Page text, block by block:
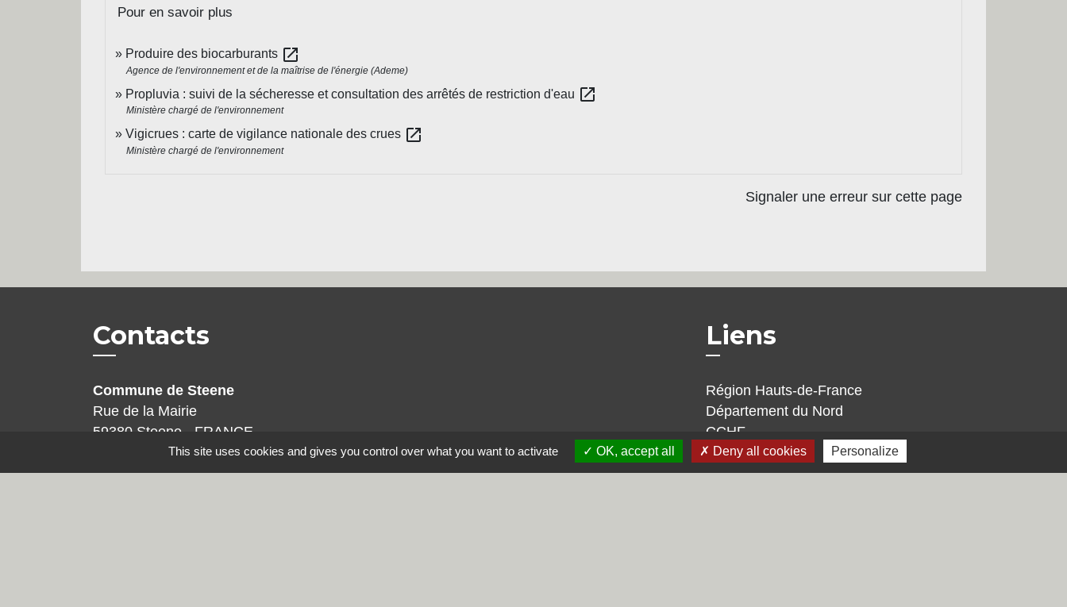
Pour en savoir plus
Produire des biocarburants open_in_new
Agence de l'environnement et de la maîtrise de l'énergie (Ademe)
Propluvia : suivi de la sécheresse et consultation des arrêtés de restriction d'eau open_in_new
Ministère chargé de l'environnement
Vigicrues : carte de vigilance nationale des crues open_in_new
Ministère chargé de l'environnement
Signaler une erreur sur cette page
Contacts
Commune de Steene
Rue de la Mairie
59380 Steene - FRANCE
+33 3 28 62 12 90
Liens
Région Hauts-de-France
Département du Nord
CCHF
Préfecture du Nord
This site uses cookies and gives you control over what you want to activate OK, accept all Deny all cookies Personalize